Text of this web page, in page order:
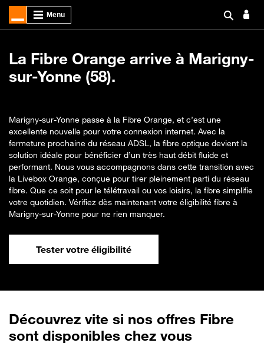
La Fibre Orange arrive à Marigny-
sur-Yonne (58).
Marigny-sur-Yonne passe à la Fibre Orange, et c’est une
excellente nouvelle pour votre connexion internet. Avec la
fermeture prochaine du réseau ADSL, la fibre optique devient la
solution idéale pour bénéficier d’un très haut débit fluide et
performant. Nous vous accompagnons dans cette transition avec
la Livebox Orange, conçue pour tirer pleinement parti du réseau
fibre. Que ce soit pour le télétravail ou vos loisirs, la fibre simplifie
votre quotidien. Vérifiez dès maintenant votre éligibilité fibre à
Marigny-sur-Yonne pour ne rien manquer.
Tester votre éligibilité
Découvrez vite si nos offres Fibre
sont disponibles chez vous